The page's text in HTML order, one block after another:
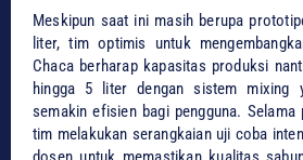
​Meskipun saat ini masih berupa
liter, tim optimis untuk
Chaca berharap kapasitas produksi
hingga 5 liter dengan sistem mixing
semakin efisien bagi pengguna. Selama
tim melakukan serangkaian uji coba